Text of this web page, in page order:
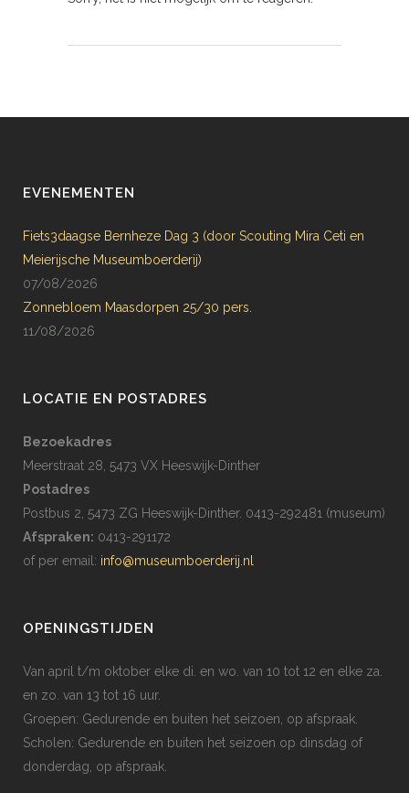
EVENEMENTEN
Fiets3daagse Bernheze Dag 3 (door Scouting Mira Ceti en
Meierijsche Museumboerderij)
07/08/2026
Zonnebloem Maasdorpen 25/30 pers.
11/08/2026
LOCATIE EN POSTADRES
Bezoekadres
Meerstraat 28, 5473 VX Heeswijk-Dinther
Postadres
Postbus 2, 5473 ZG Heeswijk-Dinther. 0413-292481 (museum)
Afspraken: 0413-291172
of per email: info@museumboerderij.nl
OPENINGSTIJDEN
Van april t/m oktober elke di. en wo. van 10 tot 12 en elke za.
en zo. van 13 tot 16 uur.
Groepen: Gedurende en buiten het seizoen, op afspraak.
Scholen: Gedurende en buiten het seizoen op dinsdag of
donderdag, op afspraak.